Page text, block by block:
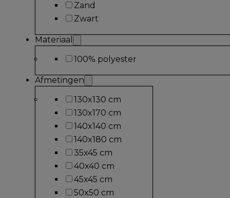
Zand
Zwart
Materiaal
100% polyester
Afmetingen
130x130 cm
130x170 cm
140x140 cm
140x180 cm
35x45 cm
40x40 cm
45x45 cm
50x50 cm